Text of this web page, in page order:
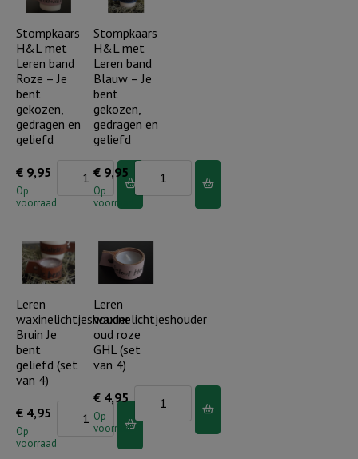
-
Je
bent
gekozen,
en
aantal
Stompkaars
H&L met
Leren band
Roze – Je
bent
gekozen,
gedragen en
geliefd
€ 9,95
Op
voorraad
Stompkaars
band
Roze
Je
gekozen,
geliefd
Stompkaars
H&L met
Leren band
Blauw – Je
bent
gekozen,
gedragen en
geliefd
€ 9,95
Op
voorraad
H&L
met
band
Blauw
Je
bent
geliefd
aantal
Leren
waxinelichtjeshouder
Bruin Je
bent
geliefd (set
van 4)
€ 4,95
Op
voorraad
waxinelichtjeshouder
Leren
waxinelichtjeshouder
oud roze
GHL (set
van 4)
€ 4,95
Op
voorraad
waxinelichtjeshouder